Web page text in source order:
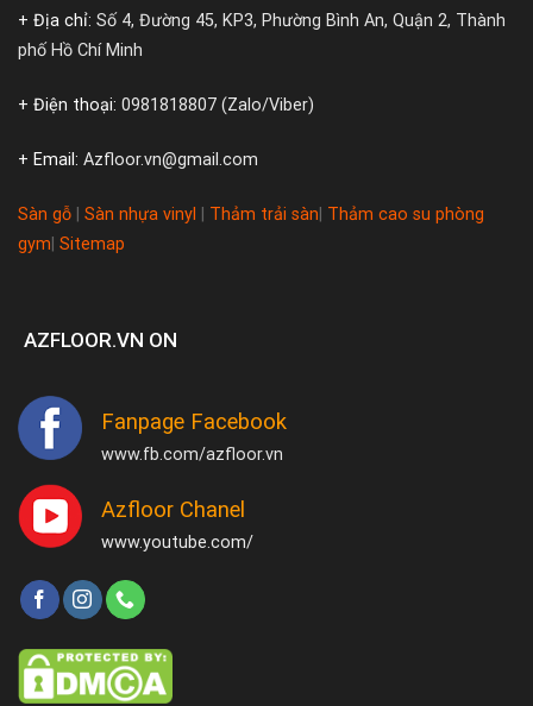
+ Địa chỉ: Số 4, Đường 45, KP3, Phường Bình An, Quận 2, Thành
phố Hồ Chí Minh
+ Điện thoại: 0981818807 (Zalo/Viber)
+ Email: Azfloor.vn@gmail.com
Sàn gỗ Sàn nhựa vinyl Thảm trải sàn Thảm cao su phòng
gym Sitemap
AZFLOOR.VN ON
Fanpage Facebook
www.fb.com/azfloor.vn
Azfloor Chanel
www.youtube.com/